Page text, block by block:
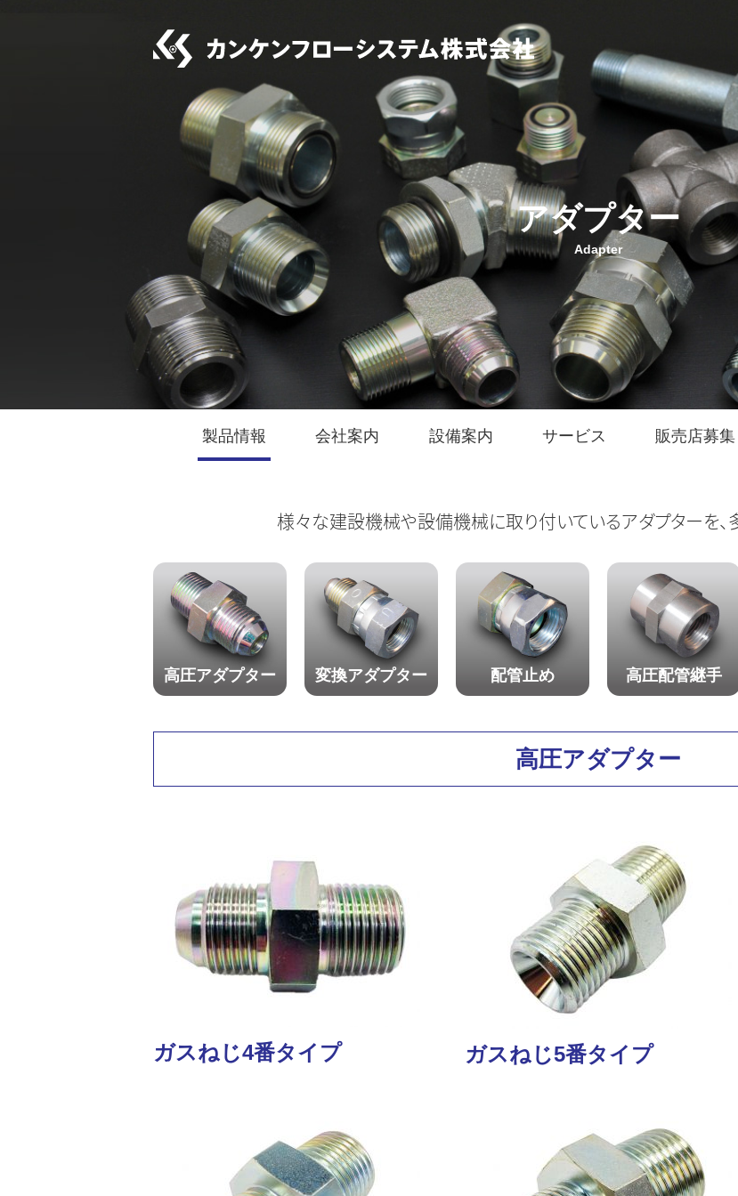
アダプター
Adapter
製品情報 会社案内 設備案内 サービス 販売店募集
様々な建設機械や設備機械に取り付いているアダプターを、
高圧アダプター 変換アダプター 配管止め 高圧配管継手
高圧アダプター
ガスねじ4番タイプ ガスねじ5番タイプ